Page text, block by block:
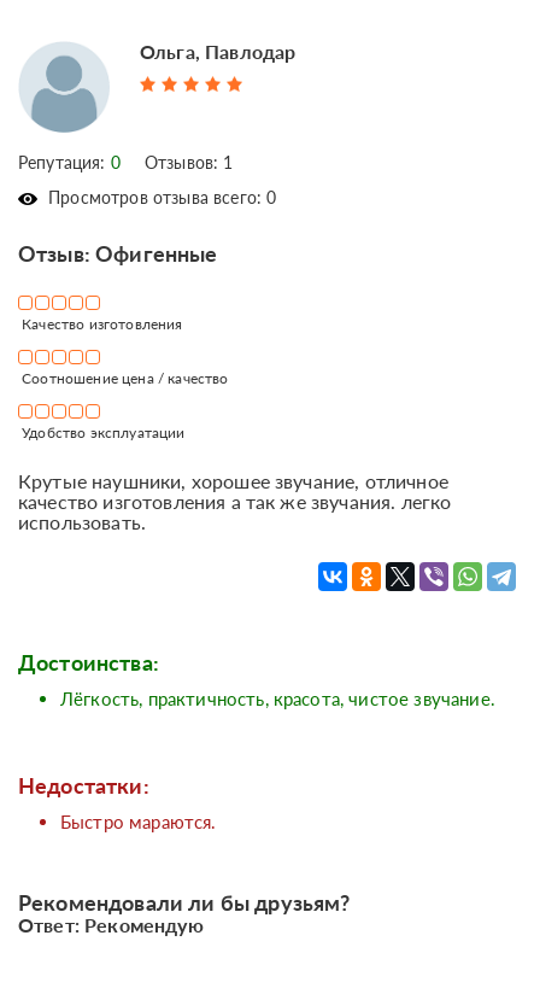
Ольга, Павлодар
Репутация: 0
Отзывов: 1
Просмотров отзыва всего: 0
Отзыв: Офигенные
Качество изготовления
Соотношение цена / качество
Удобство эксплуатации
Крутые наушники, хорошее звучание, отличное
качество изготовления а так же звучания. легко
использовать.
Достоинства:
Лёгкость, практичность, красота, чистое звучание.
Недостатки:
Быстро мараются.
Рекомендовали ли бы друзьям?
Ответ: Рекомендую